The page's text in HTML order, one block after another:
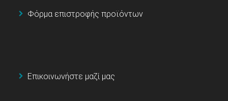
Φόρμα επιστροφής προϊόντων
Επικοινωνήστε μαζί μας